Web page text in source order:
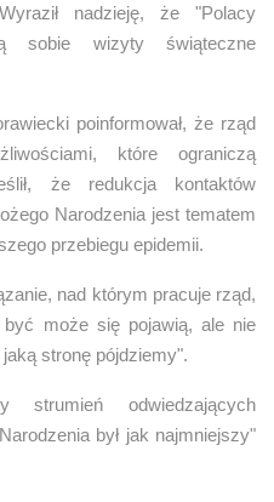
nadzieję, że "Polacy
sobie wizyty świąteczne
poinformował, że rząd
które ograniczą
że redukcja kontaktów
Narodzenia jest tematem
przebiegu epidemii.
nad którym pracuje rząd,
może się pojawią, ale nie
stronę pójdziemy".
odwiedzających
był jak najmniejszy"